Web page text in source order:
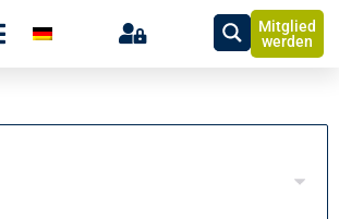
Mitglied
werden